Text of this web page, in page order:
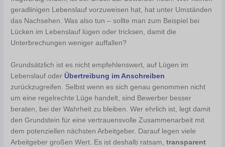
geradlinigen Lebenslauf vorzuweisen hat, hat unter Umständen
das Nachsehen. Was also tun – sollte man zum Beispiel bei
Lücken im Lebenslauf lügen oder tricksen, damit die
Unterbrechungen weniger auffallen?
Grundsätzlich ist es nicht empfehlenswert, auf Lügen im
Lebenslauf oder Übertreibung im Anschreiben
zurückzugreifen. Selbst wenn es sich genau genommen nicht
um eine regelrechte Lüge handelt, sind Bewerber besser
beraten, bei der Wahrheit zu bleiben. Wer ehrlich ist, legt damit
den Grundstein für eine vertrauensvolle Zusammenarbeit mit
dem potenziellen nächsten Arbeitgeber. Darauf legen viele
Arbeitgeber großen Wert. Es ist deshalb ratsam,transparent